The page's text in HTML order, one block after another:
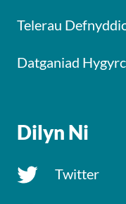
Telerau
Datganiad
Dilyn Ni
Twitter